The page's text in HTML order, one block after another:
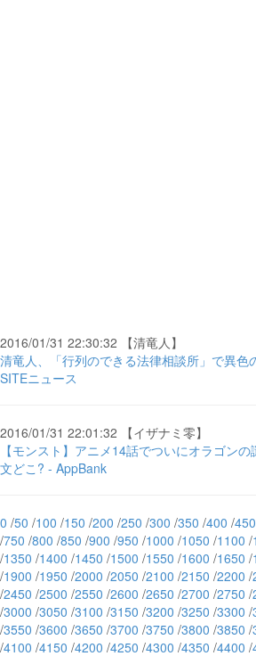
2016/01/31 22:30:32 【清竜人】
清竜人、「行列のできる法律相談所」で異色
SITEニュース
2016/01/31 22:01:32 【イザナミ零】
【モンスト】アニメ14話でついにオラゴン
文どこ? - AppBank
0 /50 /100 /150 /200 /250 /300 /350 /400 /450
/750 /800 /850 /900 /950 /1000 /1050 /1100 /
/1350 /1400 /1450 /1500 /1550 /1600 /1650 /
/1900 /1950 /2000 /2050 /2100 /2150 /2200 /
/2450 /2500 /2550 /2600 /2650 /2700 /2750 /
/3000 /3050 /3100 /3150 /3200 /3250 /3300 /
/3550 /3600 /3650 /3700 /3750 /3800 /3850 /
/4100 /4150 /4200 /4250 /4300 /4350 /4400 /